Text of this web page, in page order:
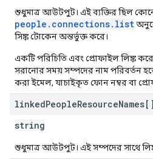
শুধুমাত্র আউটপুট। এই ব্যক্তির ছিল
people.connections.list
সিঙ্ক টোকেন অন্তর্ভুক্ত করে।
একটি পরিচিতি এবং প্রোফাইল লিঙ্ক
সরানোর সময় সম্পদের নাম পরিবর্তন
করা ইমেল, যাচাইকৃত ফোন নম্বর বা
linkedPeopleResourceNames[]
string
শুধুমাত্র আউটপুট। এই সম্পদের সাথে